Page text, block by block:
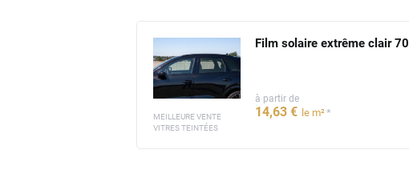
Film solaire extrême clair 70
à partir de
14,63 € le m²*
MEILLEURE VENTE
VITRES TEINTÉES